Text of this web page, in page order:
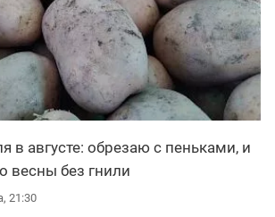
в августе: обрезаю с пеньками, и
весны без гнили
21:30